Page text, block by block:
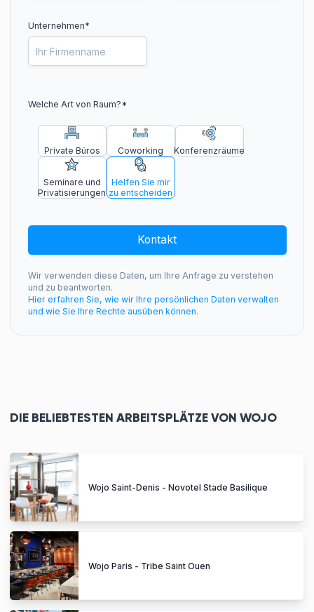
Unternehmen*
Welche Art von Raum?*
Private Büros Coworking Konferenzräume
Seminare und
Privatisierungen
Helfen Sie mir
zu entscheiden
Kontakt
Wir verwenden diese Daten, um Ihre Anfrage zu verstehen
und zu beantworten.
Hier erfahren Sie, wie wir Ihre persönlichen Daten verwalten
und wie Sie Ihre Rechte ausüben können.
DIE BELIEBTESTEN ARBEITSPLÄTZE VON WOJO
Wojo Saint-Denis - Novotel Stade Basilique
Wojo Paris - Tribe Saint Ouen